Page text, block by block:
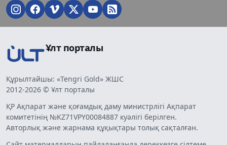
Ұлт порталы
Құрылтайшы: «Tengri Gold» ЖШС
2012-2026 © Ұлт порталы
ҚР Ақпарат және қоғамдық даму министрлігі Ақпарат
комитетінің №KZ71VPY00084887 куәлігі берілген.
Авторлық және жарнама құқықтары толық сақталған.